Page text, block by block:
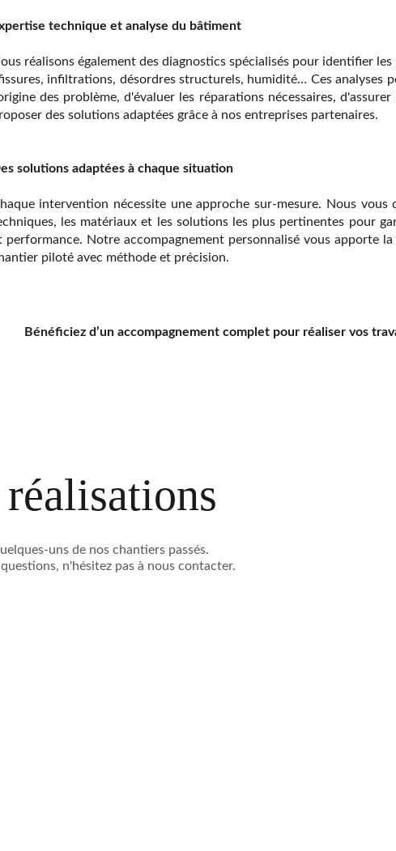
technique et analyse du bâtiment
réalisons également des diagnostics spécialisés pour identifier
infiltrations, désordres structurels, humidité… Ces analyses
des problème, d'évaluer les réparations nécessaires,
des solutions adaptées grâce à nos entreprises partenaires.
solutions adaptées à chaque situation
intervention nécessite une approche sur-mesure. Nous vous
les matériaux et les solutions les plus pertinentes pour
performance. Notre accompagnement personnalisé vous apporte la
piloté avec méthode et précision.
Bénéficiez d’un accompagnement complet pour réaliser vos
uns de nos chantiers passés.
n'hésitez pas à nous contacter.